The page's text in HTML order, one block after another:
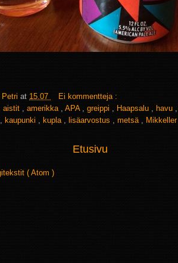
Petri at 15.07
Ei kommentteja :
aistit , amerikka , APA , greippi , Haapsalu , havu ,
, kaupunki , kupla , lisäarvostus , metsä , Mikkeller
Etusivu
( Atom )